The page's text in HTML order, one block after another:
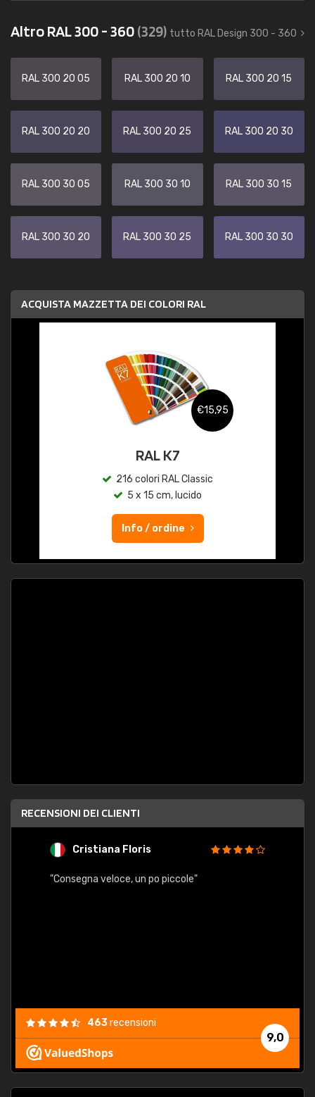
Altro RAL 300 - 360(329) tutto RAL Design 300 - 360
RAL 300 20 05 RAL 300 20 10 RAL 300 20 15
RAL 300 20 20 RAL 300 20 25 RAL 300 20 30
RAL 300 30 05 RAL 300 30 10 RAL 300 30 15
RAL 300 30 20 RAL 300 30 25 RAL 300 30 30
ACQUISTA MAZZETTA DEI COLORI RAL
€15,95
RAL K7
216 colori RAL Classic
5 x 15 cm, lucido
Info / ordine
RECENSIONI DEI CLIENTI
Cristiana Floris
"Consegna veloce, un po piccole"
9,0
463recensioni